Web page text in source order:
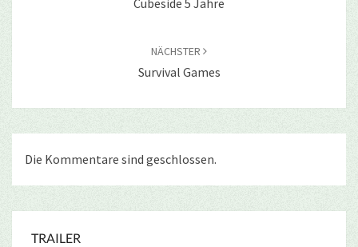
NÄCHSTER
Survival Games
Die Kommentare sind geschlossen.
TRAILER